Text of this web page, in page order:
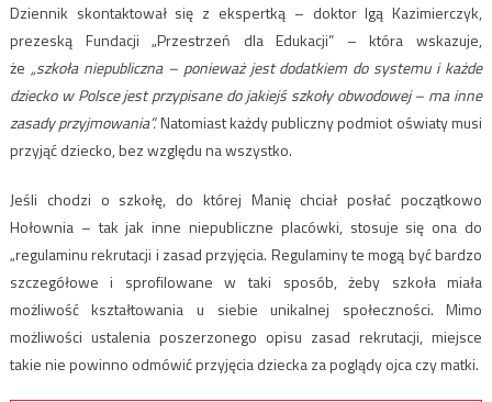
Dziennik skontaktował się z ekspertką – doktor Igą Kazimierczyk,
prezeską Fundacji „Przestrzeń dla Edukacji” – która wskazuje,
że „szkoła niepubliczna – ponieważ jest dodatkiem do systemu i każde
dziecko w Polsce jest przypisane do jakiejś szkoły obwodowej – ma inne
zasady przyjmowania”.Natomiast każdy publiczny podmiot oświaty musi
przyjąć dziecko, bez względu na wszystko.
Jeśli chodzi o szkołę, do której Manię chciał posłać początkowo
Hołownia – tak jak inne niepubliczne placówki, stosuje się ona do
„regulaminu rekrutacji i zasad przyjęcia. Regulaminy te mogą być bardzo
szczegółowe i sprofilowane w taki sposób, żeby szkoła miała
możliwość kształtowania u siebie unikalnej społeczności. Mimo
możliwości ustalenia poszerzonego opisu zasad rekrutacji, miejsce
takie nie powinno odmówić przyjęcia dziecka za poglądy ojca czy matki.